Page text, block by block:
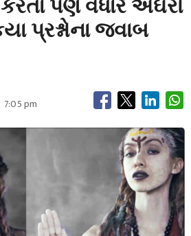
પણ વધારે અઘરો
પ્રશ્નોના જવાબ
7:05 pm